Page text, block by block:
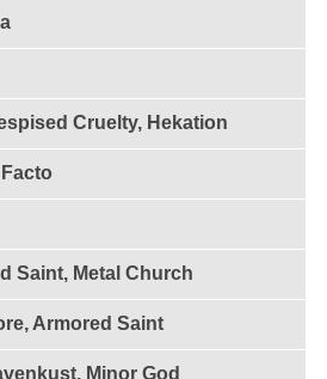
Cruelty, Hekation
Saint, Metal Church
Armored Saint
Minor God